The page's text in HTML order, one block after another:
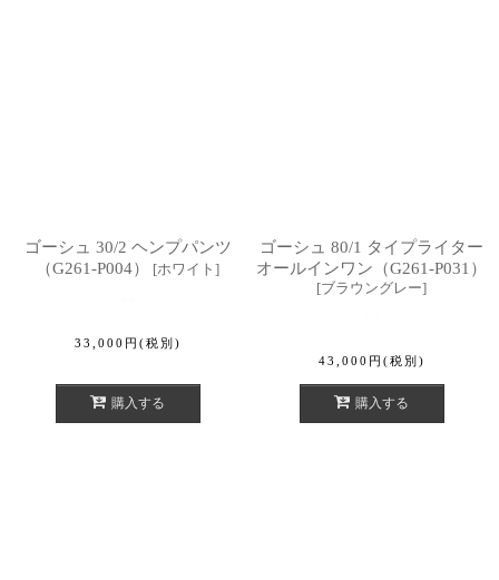
ゴーシュ 30/2 ヘンプパンツ
（G261-P004）
[ホワイト ]
33,000 円 (税別)
購入する
ゴーシュ 80/1 タイプライター
オールインワン（G261-P031）
[ブラウングレー]
43,000 円 (税別)
購入する